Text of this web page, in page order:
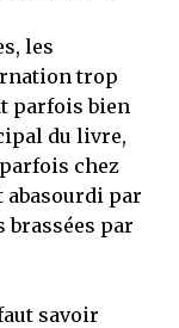
les
trop
parfois bien
du livre,
chez
abasourdi par
brassées par
savoir